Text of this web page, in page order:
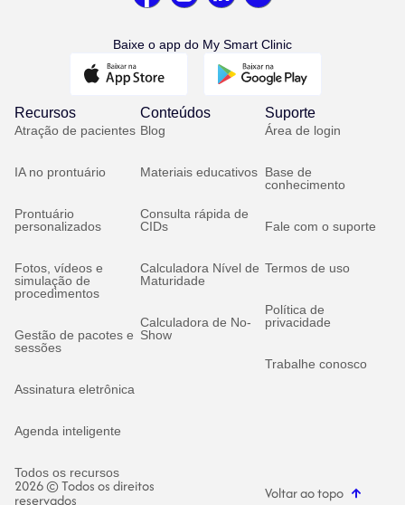
Baixe o app do My Smart Clinic
Recursos
Atração de pacientes
IA no prontuário
Prontuário
personalizados
Fotos, vídeos e
simulação de
procedimentos
Gestão de pacotes e
sessões
Assinatura eletrônica
Agenda inteligente
Todos os recursos
Conteúdos
Blog
Materiais educativos
Consulta rápida de
CIDs
Calculadora Nível de
Maturidade
Calculadora de No-
Show
Suporte
Área de login
Base de
conhecimento
Fale com o suporte
Termos de uso
Política de
privacidade
Trabalhe conosco
2026 © Todos os direitos
reservados Voltar ao topo